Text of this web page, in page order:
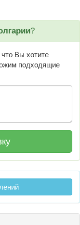
?
Вы хотите
подходящие